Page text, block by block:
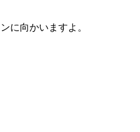
に向かいますよ。